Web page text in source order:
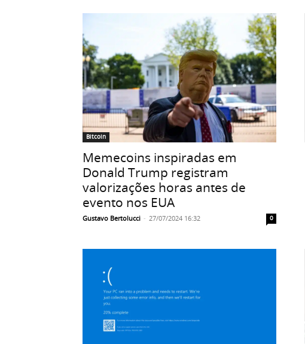
Bitcoin
Memecoins inspiradas em
Donald Trump registram
valorizações horas antes de
evento nos EUA
Gustavo Bertolucci - 27/07/2024 16:32 0